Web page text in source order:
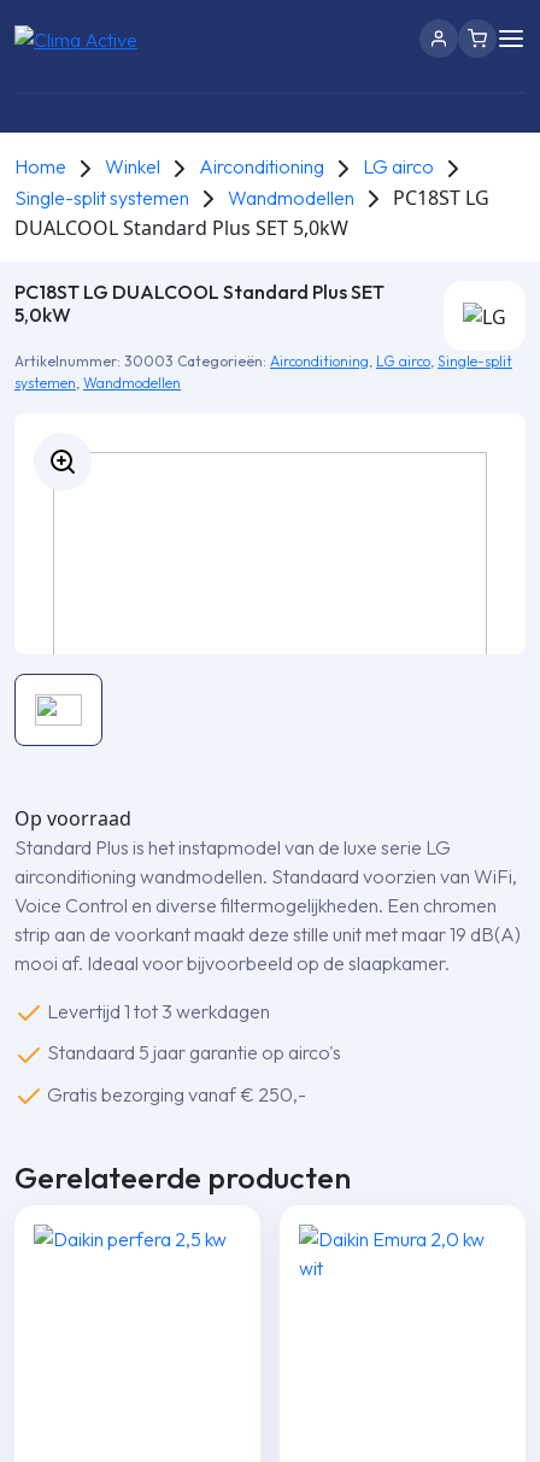
Home Winkel Airconditioning
LG airco
Single-split systemen
Wandmodellen
PC18ST LG
DUALCOOL Standard Plus SET 5,0kW
PC18ST LG DUALCOOL Standard Plus SET
5,0kW
Artikelnummer: 30003 Categorieën: Airconditioning, LG airco, Single-split
systemen, Wandmodellen
Op voorraad
Standard Plus is het instapmodel van de luxe serie LG
airconditioning wandmodellen. Standaard voorzien van WiFi,
Voice Control en diverse filtermogelijkheden. Een chromen
strip aan de voorkant maakt deze stille unit met maar 19 dB(A)
mooi af. Ideaal voor bijvoorbeeld op de slaapkamer.
Levertijd 1 tot 3 werkdagen
Standaard 5 jaar garantie op airco's
Gratis bezorging vanaf € 250,-
Gerelateerde producten